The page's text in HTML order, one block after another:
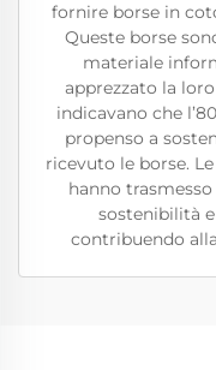
fornire borse in
Queste borse
materiale
apprezzato la
indicavano che
propenso a
ricevuto le borse.
hanno
sostenibilità
contribuendo